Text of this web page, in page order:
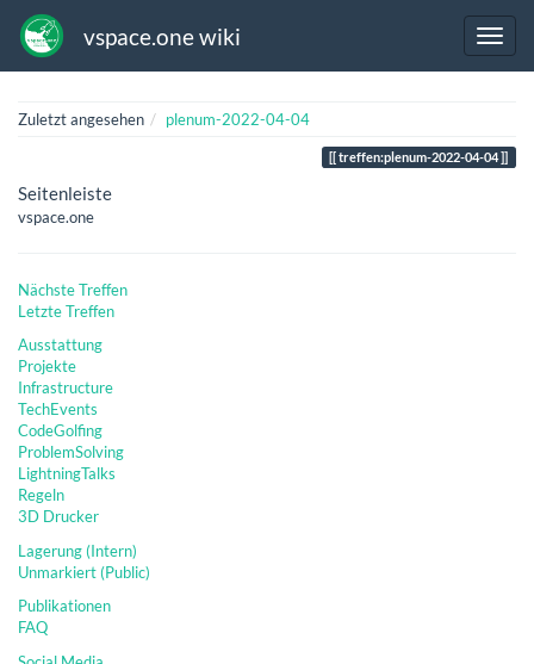
vspace.one wiki
Zuletzt angesehen plenum-2022-04-04
treffen:plenum-2022-04-04
Seitenleiste
vspace.one
Nächste Treffen
Letzte Treffen
Ausstattung
Projekte
Infrastructure
TechEvents
CodeGolfing
ProblemSolving
LightningTalks
Regeln
3D Drucker
Lagerung (Intern)
Unmarkiert (Public)
Publikationen
FAQ